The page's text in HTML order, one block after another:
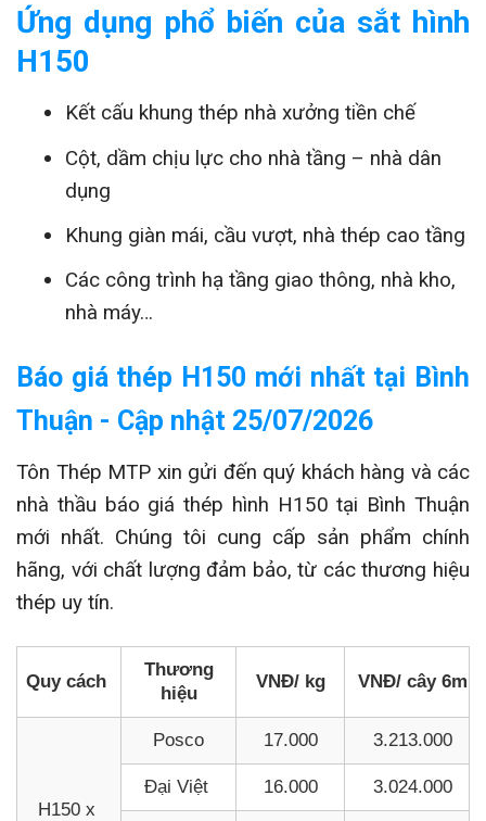
Ứng dụng phổ biến của sắt hình
H150
Kết cấu khung thép nhà xưởng tiền chế
Cột, dầm chịu lực cho nhà tầng – nhà dân
dụng
Khung giàn mái, cầu vượt, nhà thép cao tầng
Các công trình hạ tầng giao thông, nhà kho,
nhà máy…
Báo giá thép H150 mới nhất tại Bình
Thuận - Cập nhật 25/07/2026
Tôn Thép MTP xin gửi đến quý khách hàng và các
nhà thầu báo giá thép hình H150 tại Bình Thuận
mới nhất. Chúng tôi cung cấp sản phẩm chính
hãng, với chất lượng đảm bảo, từ các thương hiệu
thép uy tín.
Quy cách
Thương
hiệu
VNĐ/ kg VNĐ/ cây 6m
H150 x
Posco 17.000 3.213.000
Đại Việt 16.000 3.024.000